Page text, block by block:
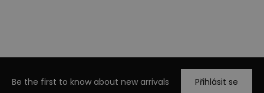
Be the first to know about new arrivals Přihlásit se